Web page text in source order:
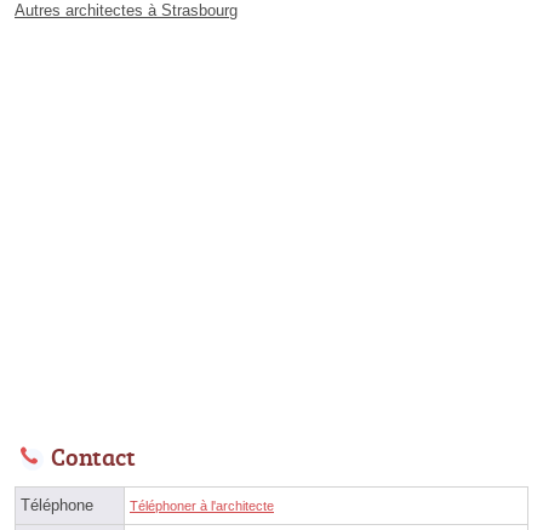
Autres architectes à Strasbourg
Contact
Téléphone Téléphoner à l'architecte